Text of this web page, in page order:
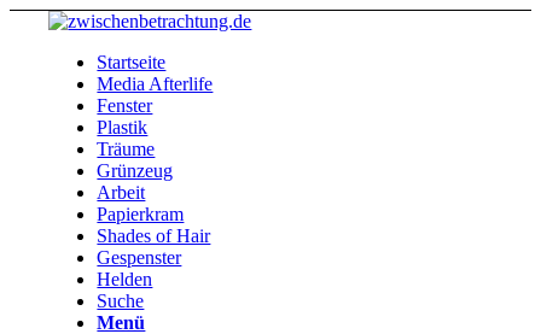
Startseite
Media Afterlife
Fenster
Plastik
Träume
Grünzeug
Arbeit
Papierkram
Shades of Hair
Gespenster
Helden
Suche
Menü